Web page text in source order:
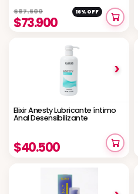
$87.500 16% OFF
$73.900
›
Elixir Anesty Lubricante íntimo
Anal Desensibilizante
$40.500